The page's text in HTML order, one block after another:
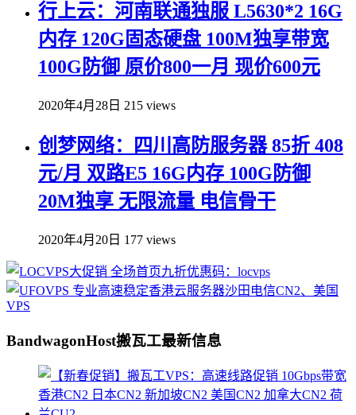
行上云：河南联通独服 L5630*2 16G
内存 120G固态硬盘 100M独享带宽
100G防御 原价800一月 现价600元
2020年4月28日 215 views
创梦网络：四川高防服务器 85折 408
元/月 双路E5 16G内存 100G防御
20M独享 无限流量 电信骨干
2020年4月20日 177 views
BandwagonHost搬瓦工最新信息